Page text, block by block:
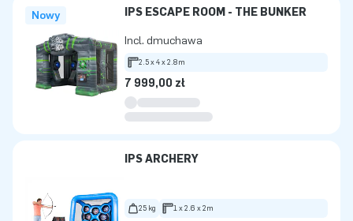
Nowy IPS ESCAPE ROOM - THE BUNKER
Incl. dmuchawa
2.5 x 4 x 2.8m
7 999,00 zł
IPS ARCHERY
25 kg 1 x 2.6 x 2m